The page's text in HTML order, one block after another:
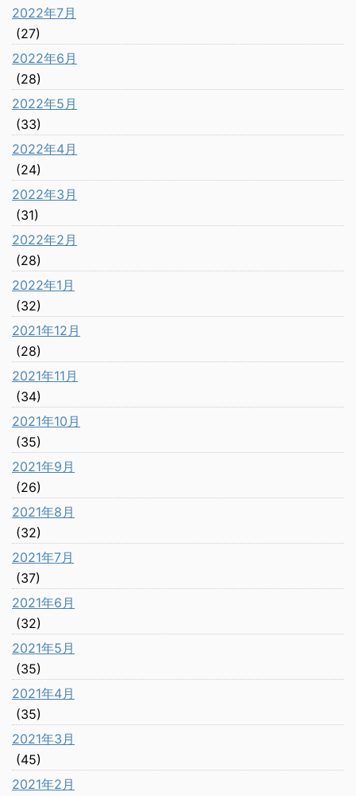
2022年7月
(27)
2022年6月
(28)
2022年5月
(33)
2022年4月
(24)
2022年3月
(31)
2022年2月
(28)
2022年1月
(32)
2021年12月
(28)
2021年11月
(34)
2021年10月
(35)
2021年9月
(26)
2021年8月
(32)
2021年7月
(37)
2021年6月
(32)
2021年5月
(35)
2021年4月
(35)
2021年3月
(45)
2021年2月